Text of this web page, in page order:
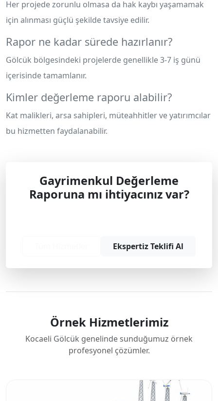
Her projede zorunlu olmasa da hak kaybı yaşamamak
için alınması güçlü şekilde tavsiye edilir.
Rapor ne kadar sürede hazırlanır?
Gölcük bölgesindeki projelerde genellikle 3-7 iş günü
içerisinde tamamlanır.
Kimler değerleme raporu alabilir?
Kat malikleri, arsa sahipleri, müteahhitler ve yatırımcılar
bu hizmetten faydalanabilir.
Gayrimenkul Değerleme
Raporuna mı ihtiyacınız var?
Ekspertiz Teklifi Al
Örnek Hizmetlerimiz
Kocaeli Gölcük genelinde sunduğumuz örnek
profesyonel çözümler.